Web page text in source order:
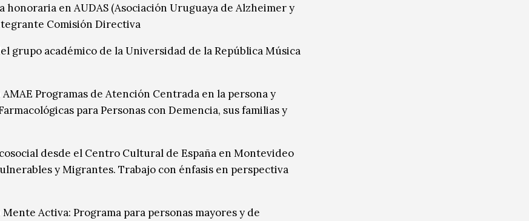
honoraria en AUDAS (Asociación Uruguaya de Alzheimer y
Comisión Directiva
grupo académico de la Universidad de la República Música
Programas de Atención Centrada en la persona y
para Personas con Demencia, sus familias y
desde el Centro Cultural de España en Montevideo
y Migrantes. Trabajo con énfasis en perspectiva
Activa: Programa para personas mayores y de